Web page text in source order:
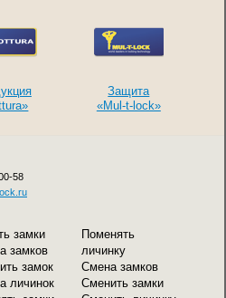
Защита
«Mul-t-lock»
58
замки
замков
замок
личинок
Поменять
личинку
Смена замков
Сменить замки